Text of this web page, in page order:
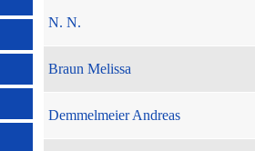
N. N.
Braun Melissa
Demmelmeier Andreas